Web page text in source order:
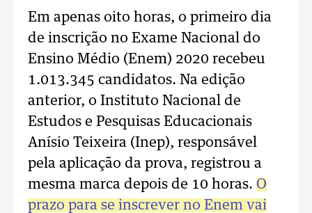
Em apenas oito horas, o primeiro dia
de inscrição no Exame Nacional do
Ensino Médio (Enem) 2020 recebeu
1.013.345 candidatos. Na edição
anterior, o Instituto Nacional de
Estudos e Pesquisas Educacionais
Anísio Teixeira (Inep), responsável
pela aplicação da prova, registrou a
mesma marca depois de 10 horas. O
prazo para se inscrever no Enem vai